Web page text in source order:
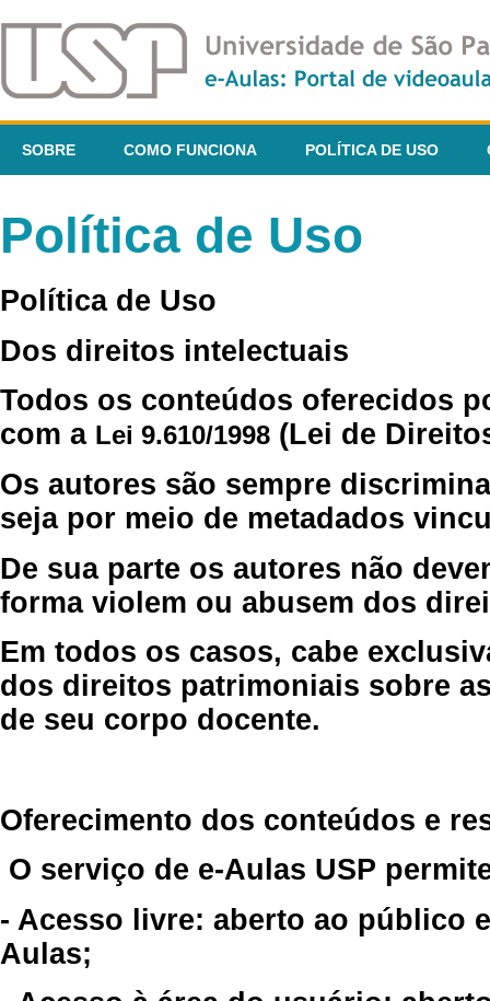
SOBRE COMO FUNCIONA POLÍTICA DE USO
Política de Uso
Política de Uso
Dos direitos intelectuais
Todos os conteúdos oferecidos
com a Lei 9.610/1998 (Lei de
Os autores são sempre
seja por meio de metadados
De sua parte os autores não
forma violem ou abusem dos
Em todos os casos, cabe
dos direitos patrimoniais sobre
de seu corpo docente.
Oferecimento dos conteúdos e
O serviço de e-Aulas USP
- Acesso livre: aberto ao público
Aulas;